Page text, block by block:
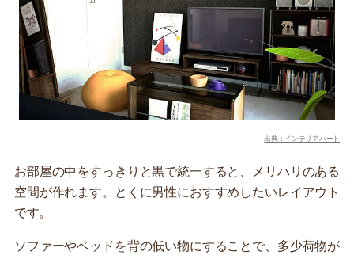
出典：インテリアハート
お部屋の中をすっきりと黒で統一すると、メリハリのある
空間が作れます。とくに男性におすすめしたいレイアウト
です。
ソファーやベッドを背の低い物にすることで、多少荷物が